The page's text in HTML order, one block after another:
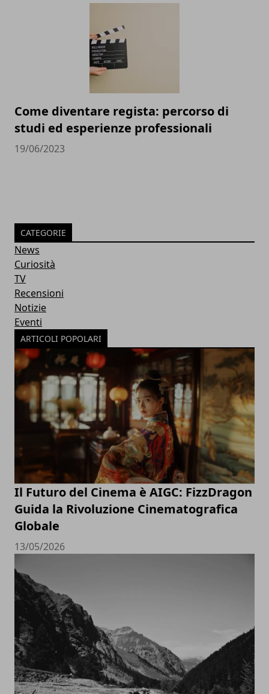
Come diventare regista: percorso di
studi ed esperienze professionali
19/06/2023
CATEGORIE
News
Curiosità
TV
Recensioni
Notizie
Eventi
ARTICOLI POPOLARI
Il Futuro del Cinema è AIGC: FizzDragon
Guida la Rivoluzione Cinematografica
Globale
13/05/2026